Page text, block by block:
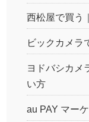
西松屋で買う
ビックカメラ
ヨドバシカメ
い方
au PAY マー